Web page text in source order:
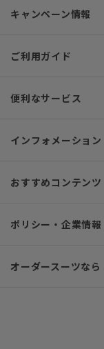
キャンペーン情報
ご利用ガイド
便利なサービス
インフォメーション
おすすめコンテンツ
ポリシー・企業情報
オーダースーツな